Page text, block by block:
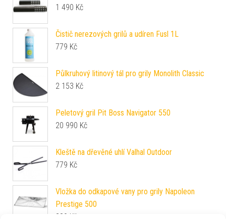
1 490 Kč
Čistič nerezových grilů a udíren Fusl 1L
779 Kč
Půlkruhový litinový tál pro grily Monolith Classic
2 153 Kč
Peletový gril Pit Boss Navigator 550
20 990 Kč
Kleště na dřevěné uhlí Valhal Outdoor
779 Kč
Vložka do odkapové vany pro grily Napoleon
Prestige 500
389 Kč